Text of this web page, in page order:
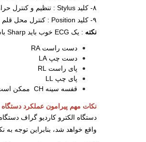
۸- کلید Stylus : تنظیم و کنترل حرارت قلم به وسیله این کلید قابل تنظیم است .
۹- کلید Position : کنترل محل قلم جهت تنظیم موقعیت قلم در وسط کاغذ نوار قلب توسط این کلید انجام می پذیرد .
نکته : یک ECG خوب باید Sharp باشد یعنی فرکانسهای بالا را نبریده باشد . در ثبت یک ECG استاندارد پنج الکترود وجود دارد که به بیمار وصل می شود :
دست راست RA
دست چپ LA
پای راست RL
پای چپ LL
قفسه سینه CH ممکن است استفاده نشود .
نکات مهم پیرامون عملکرد دستگاه
دستگاه الکترو کاردیو گراف
واقع خواهد شد، بنابراین توجه